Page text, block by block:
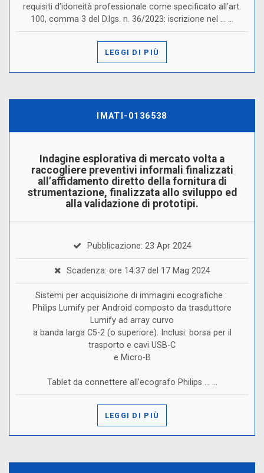
requisiti d’idoneità professionale come specificato all’art.
100, comma 3 del D.lgs. n. 36/2023: iscrizione nel ... ...
LEGGI DI PIÙ
IMATI-0136538
Indagine esplorativa di mercato volta a
raccogliere preventivi informali finalizzati
all’affidamento diretto della fornitura di
strumentazione, finalizzata allo sviluppo ed
alla validazione di prototipi.
Pubblicazione: 23 Apr 2024
Scadenza: ore 14:37 del 17 Mag 2024
Sistemi per acquisizione di immagini ecografiche :
Philips Lumify per Android composto da trasduttore
Lumify ad array curvo
a banda larga C5-2 (o superiore). Inclusi: borsa per il
trasporto e cavi USB-C
e Micro-B
Tablet da connettere all’ecografo Philips ... ...
LEGGI DI PIÙ